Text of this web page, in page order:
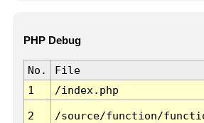
PHP Debug
No. File
1
/index.php
2 /source/function/